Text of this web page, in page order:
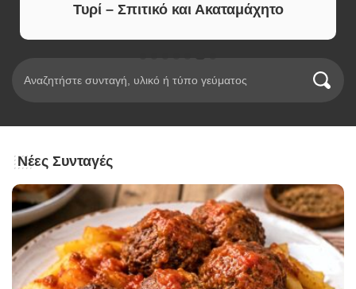
Τυρί – Σπιτικό και Ακαταμάχητο
Νέες Συνταγές